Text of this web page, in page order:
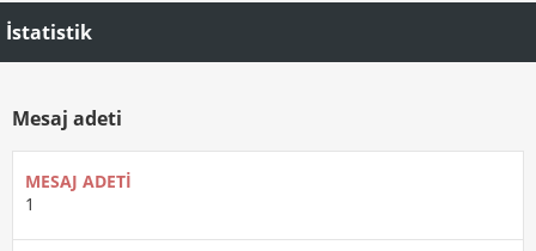
İstatistik
Mesaj adeti
MESAJ ADETI
1